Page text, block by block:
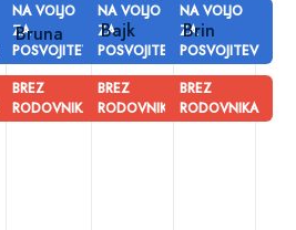
NA VOLJO
ZA
POSVOJITEV
BREZ
RODOVNIKA
Bruna
NA VOLJO
ZA
POSVOJITEV
BREZ
RODOVNIKA
Bajk
NA VOLJO
ZA
POSVOJITEV
BREZ
RODOVNIKA
Brin